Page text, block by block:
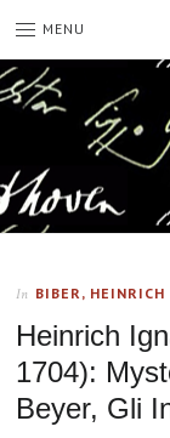
MENU
In BIBER,
Heinrich
1704):
Beyer, Gli